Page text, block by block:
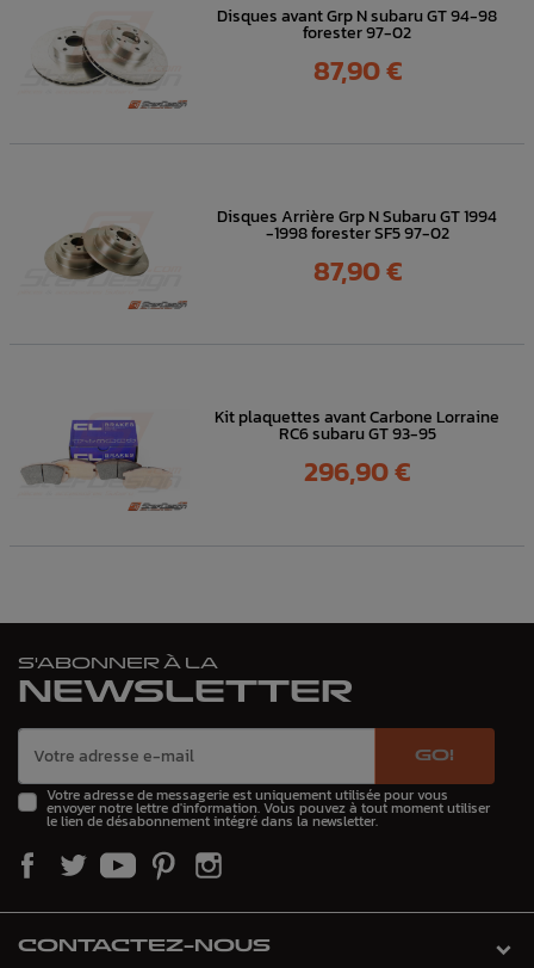
Disques avant Grp N subaru GT 94-98
forester 97-02
Prix
87,90 €
Disques Arrière Grp N Subaru GT 1994
-1998 forester SF5 97-02
Prix
87,90 €
Kit plaquettes avant Carbone Lorraine
RC6 subaru GT 93-95
Prix
296,90 €
S'ABONNER À LA
NEWSLETTER
GO!
Votre adresse de messagerie est uniquement utilisée pour vous
envoyer notre lettre d'information. Vous pouvez à tout moment utiliser
le lien de désabonnement intégré dans la newsletter.
CONTACTEZ-NOUS